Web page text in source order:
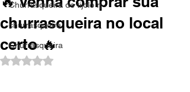
Churrasqueira de tijolo rj
churrasqueira
Churrasqueira
churrasqueira no local
certo 🔥
Avaliado com NaN de 5 estrelas.